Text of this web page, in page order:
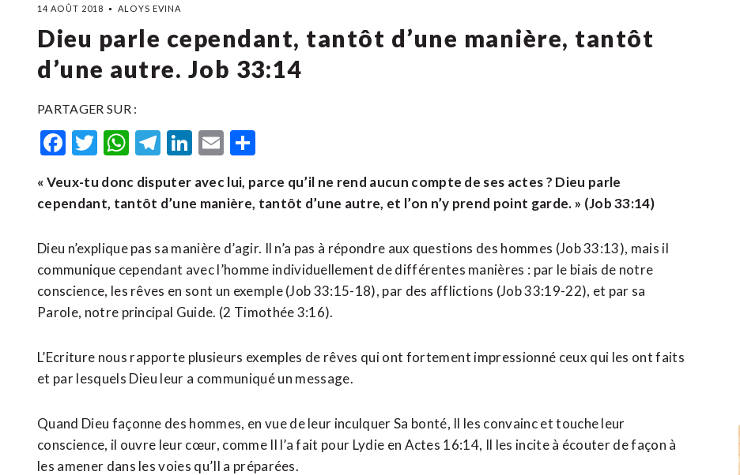
14 AOÛT 2018 ALOYS EVINA
Dieu parle cependant, tantôt d’une manière, tantôt
d’une autre. Job 33:14
PARTAGER SUR :
Facebook
Twitter
WhatsApp
Telegram
LinkedIn
Email
« Veux-tu donc disputer avec lui, parce qu’il ne rend aucun compte de ses actes ? Dieu parle
cependant, tantôt d’une manière, tantôt d’une autre, et l’on n’y prend point garde. » (Job 33:14)
Dieu n’explique pas sa manière d’agir. Il n’a pas à répondre aux questions des hommes (Job 33:13), mais il
communique cependant avec l’homme individuellement de différentes manières : par le biais de notre
conscience, les rêves en sont un exemple (Job 33:15-18), par des afflictions (Job 33:19-22), et par sa
Parole, notre principal Guide. (2 Timothée 3:16).
L’Ecriture nous rapporte plusieurs exemples de rêves qui ont fortement impressionné ceux qui les ont faits
et par lesquels Dieu leur a communiqué un message.
Quand Dieu façonne des hommes, en vue de leur inculquer Sa bonté, Il les convainc et touche leur
conscience, il ouvre leur cœur, comme Il l’a fait pour Lydie en Actes 16:14, Il les incite à écouter de façon à
les amener dans les voies qu’Il a préparées.